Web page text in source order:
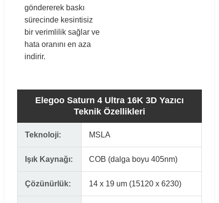
göndererek baskı
sürecinde kesintisiz
bir verimlilik sağlar ve
hata oranını en aza
indirir.
Elegoo Saturn 4 Ultra 16K 3D Yazıcı
Teknik Özellikleri
Teknoloji: MSLA
Işık Kaynağı: COB (dalga boyu 405nm)
Çözünürlük: 14 x 19 um (15120 x 6230)